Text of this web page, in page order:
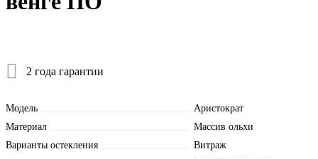
2 года гарантии
Модель
Аристократ
Материал
Массив ольхи
Варианты остекления
Витраж